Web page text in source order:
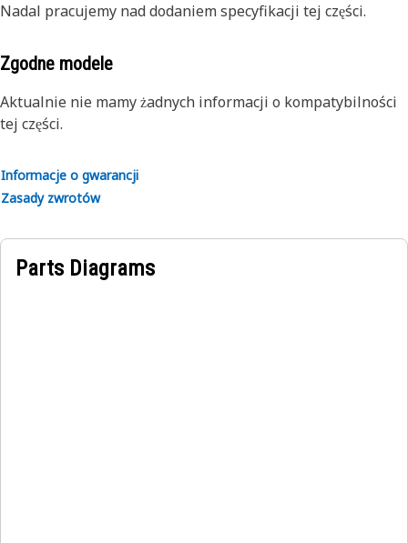
Nadal pracujemy nad dodaniem specyfikacji tej części.
Zgodne modele
Aktualnie nie mamy żadnych informacji o kompatybilności
tej części.
Informacje o gwarancji
Zasady zwrotów
Parts Diagrams